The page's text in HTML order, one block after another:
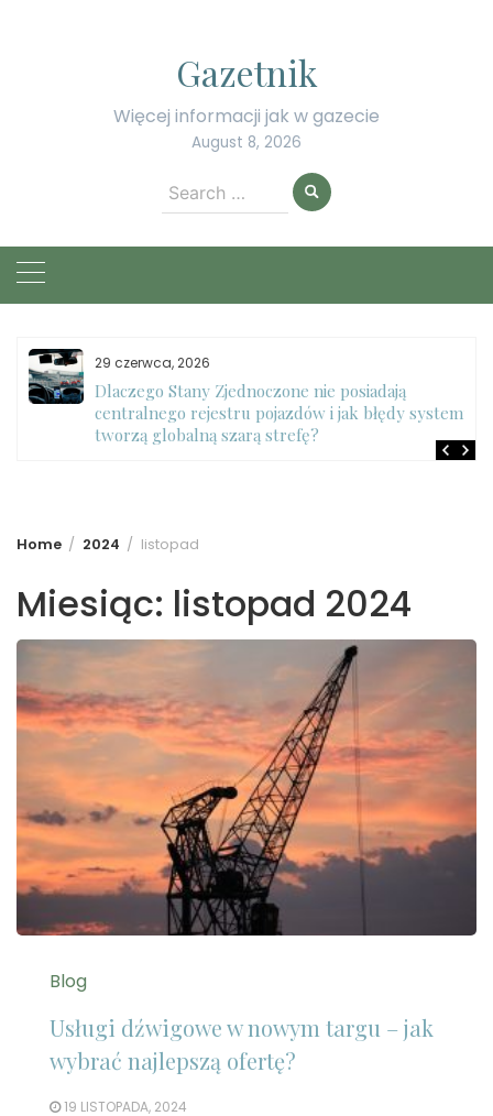
Gazetnik
Więcej informacji jak w gazecie
August 8, 2026
Search
for:
29 czerwca, 2026
Dlaczego Stany Zjednoczone nie posiadają
centralnego rejestru pojazdów i jak błędy systemu
tworzą globalną szarą strefę?
Home 2024 listopad
Miesiąc: listopad 2024
Blog
Usługi dźwigowe w nowym targu – jak
wybrać najlepszą ofertę?
19 LISTOPADA, 2024